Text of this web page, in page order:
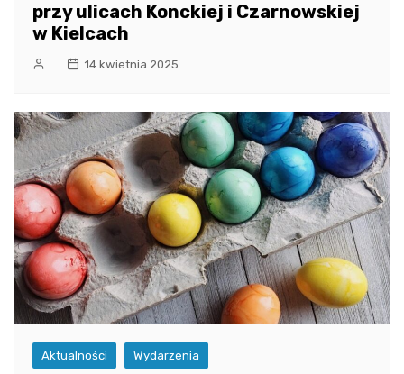
przy ulicach Konckiej i Czarnowskiej
w Kielcach
14 kwietnia 2025
Aktualności Wydarzenia